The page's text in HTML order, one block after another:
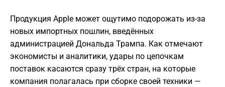
Продукция Apple может ощутимо подорожать из-за
новых импортных пошлин, введённых
администрацией Дональда Трампа. Как отмечают
экономисты и аналитики, удары по цепочкам
поставок касаются сразу трёх стран, на которые
компания полагалась при сборке своей техники —